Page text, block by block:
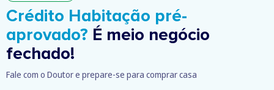
Crédito Habitação pré-
aprovado? É meio negócio
fechado!
Fale com o Doutor e prepare-se para comprar casa